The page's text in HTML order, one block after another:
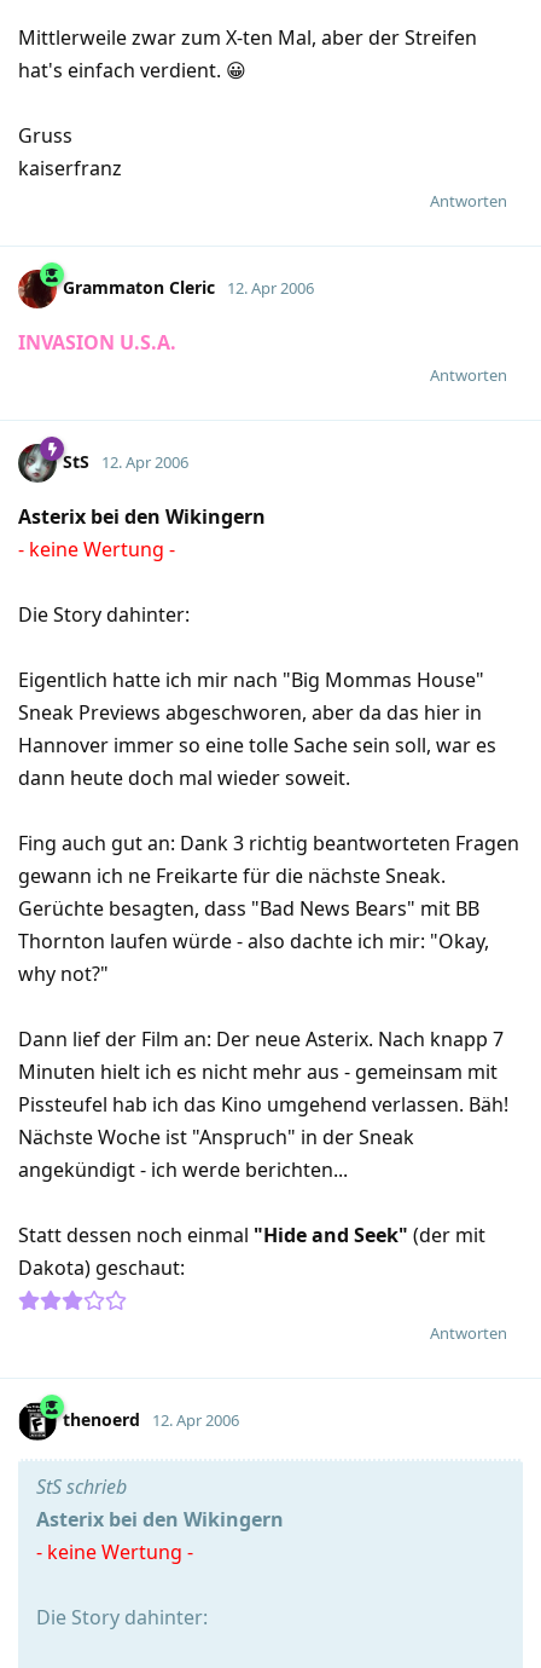
Mittlerweile zwar zum X-ten Mal, aber der Streifen
hat's einfach verdient. 😀
Gruss
kaiserfranz
Antworten
Grammaton Cleric 12. Apr 2006
INVASION U.S.A.
Antworten
StS 12. Apr 2006
Asterix bei den Wikingern
- keine Wertung -
Die Story dahinter:
Eigentlich hatte ich mir nach "Big Mommas House"
Sneak Previews abgeschworen, aber da das hier in
Hannover immer so eine tolle Sache sein soll, war es
dann heute doch mal wieder soweit.
Fing auch gut an: Dank 3 richtig beantworteten Fragen
gewann ich ne Freikarte für die nächste Sneak.
Gerüchte besagten, dass "Bad News Bears" mit BB
Thornton laufen würde - also dachte ich mir: "Okay,
why not?"
Dann lief der Film an: Der neue Asterix. Nach knapp 7
Minuten hielt ich es nicht mehr aus - gemeinsam mit
Pissteufel hab ich das Kino umgehend verlassen. Bäh!
Nächste Woche ist "Anspruch" in der Sneak
angekündigt - ich werde berichten...
Statt dessen noch einmal "Hide and Seek" (der mit
Dakota) geschaut:
Antworten
thenoerd 12. Apr 2006
StS schrieb
Asterix bei den Wikingern
- keine Wertung -
Die Story dahinter: